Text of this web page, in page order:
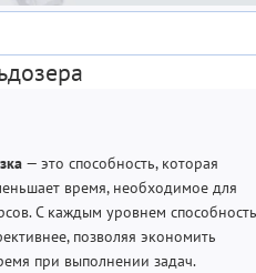
— это способность, которая
время, необходимое для
С каждым уровнем способность
позволяя экономить
при выполнении задач.